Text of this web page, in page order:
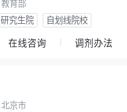
教育部
研究生院 自划线院校
在线咨询 调剂办法
北京市